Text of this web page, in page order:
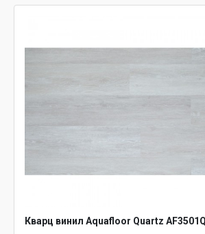
Кварц винил Aquafloor Quartz